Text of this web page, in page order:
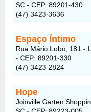
SC - CEP: 89201-430
(47) 3423-3636
Espaço Íntimo
Rua Mário Lobo, 181 -
- CEP: 89201-330
(47) 3423-2824
Hope
Joinville Garten